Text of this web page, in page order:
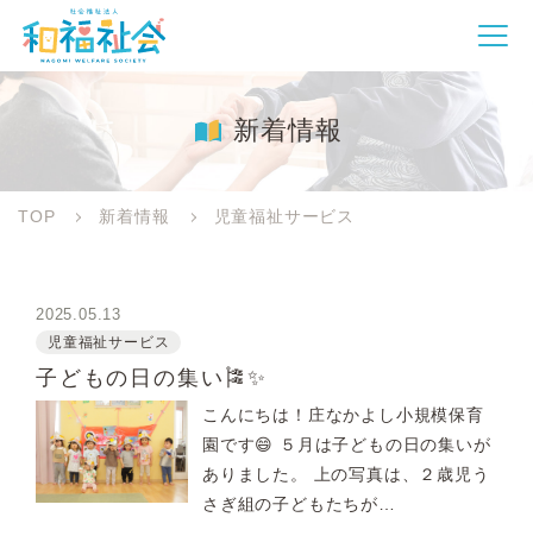
新着情報
TOP 新着情報 児童福祉サービス
2025.05.13
児童福祉サービス
子どもの日の集い🎏✨
こんにちは！庄なかよし小規模保育
園です😄 ５月は子どもの日の集いが
ありました。 上の写真は、２歳児う
さぎ組の子どもたちが…